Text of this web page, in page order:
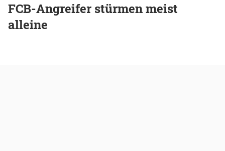
FCB-Angreifer stürmen meist
alleine